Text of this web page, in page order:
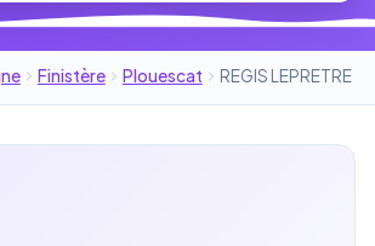
Finistère Plouescat REGIS LEPRETRE